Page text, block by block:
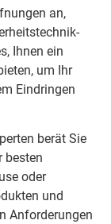
an,
Ihnen ein
um Ihr
Eindringen
berät Sie
besten
oder
und
Anforderungen